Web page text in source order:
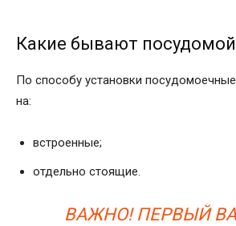
Какие бывают
По способу установки
на:
встроенные;
отдельно стоящие.
ВАЖНО! ПЕРВЫЙ